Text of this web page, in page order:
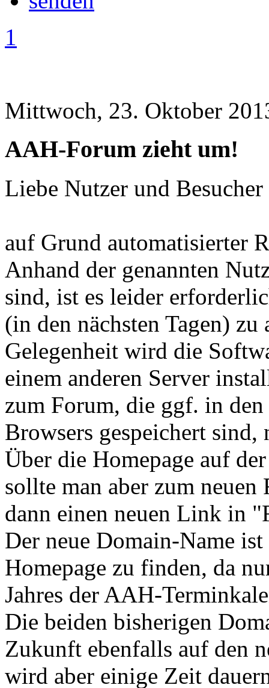
1
Mittwoch, 23. Oktober
AAH-Forum zieht um!
Liebe Nutzer und
auf Grund automatisierter
Anhand der genannten
sind, ist es leider
(in den nächsten Tagen)
Gelegenheit wird die
einem anderen Server
zum Forum, die ggf. in
Browsers gespeichert
Über die Homepage auf
sollte man aber zum
dann einen neuen Link in
Der neue Domain-Name
Homepage zu finden, da
Jahres der AAH-
Die beiden bisherigen
Zukunft ebenfalls auf den
wird aber einige Zeit